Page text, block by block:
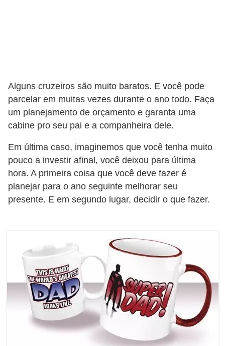
Alguns cruzeiros são muito baratos. E você pode
parcelar em muitas vezes durante o ano todo. Faça
um planejamento de orçamento e garanta uma
cabine pro seu pai e a companheira dele.
Em última caso, imaginemos que você tenha muito
pouco a investir afinal, você deixou para última
hora. A primeira coisa que você deve fazer é
planejar para o ano seguinte melhorar seu
presente. E em segundo lugar, decidir o que fazer.
i
c
o
s
M
o
d
c
u
l
i